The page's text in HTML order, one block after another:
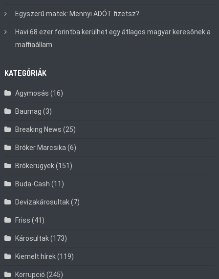
Egyszerű matek: Mennyi ADÓT fizetsz?
Havi 68 ezer forintba kerülhet egy átlagos magyar keresőnek a
maffiaállam
KATEGÓRIÁK
Agymosás (16)
Baumag (3)
Breaking News (25)
Bróker Marcsika (6)
Brókerügyek(151)
Buda-Cash (11)
Devizakárosultak(7)
Friss (41)
Károsultak(173)
Kiemelt hírek(119)
Korrupció (245)